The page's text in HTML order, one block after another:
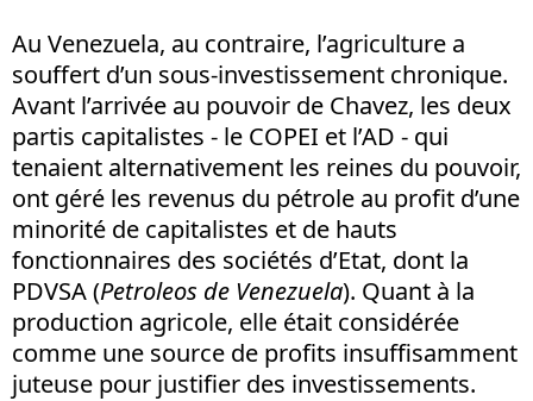
Au Venezuela, au contraire, l’agriculture a
souffert d’un sous-investissement chronique.
Avant l’arrivée au pouvoir de Chavez, les deux
partis capitalistes - le COPEI et l’AD - qui
tenaient alternativement les reines du pouvoir,
ont géré les revenus du pétrole au profit d’une
minorité de capitalistes et de hauts
fonctionnaires des sociétés d’Etat, dont la
PDVSA (Petroleos de Venezuela). Quant à la
production agricole, elle était considérée
comme une source de profits insuffisamment
juteuse pour justifier des investissements.